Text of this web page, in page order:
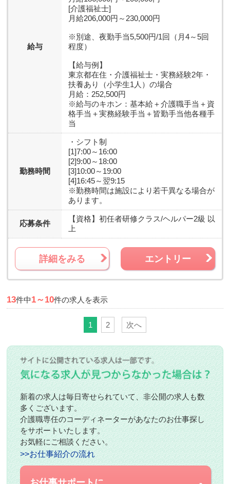
給与
[介護福祉士]
月給206,000円～230,000円
※別途、夜勤手当5,500円/1回（月4～5回
程度）
【給与例】
東京都在住・介護福祉士・実務経験2年・
扶養あり（小学生1人）の場合
月給：252,500円
※給与のキホン：基本給＋介護職手当＋資
格手当＋実務経験手当＋皆勤手当他各種手
当
勤務時間
・シフト制
[1]7:00～16:00
[2]9:00～18:00
[3]10:00～19:00
[4]16:45～翌9:15
※勤務時間は施設により若干異なる場合が
あります。
応募条件
【資格】 初任者研修クラス/ヘルパー2級 以
上
詳細をみる エントリー
13件中1～10件の求人を表示
1 2 次へ
新着の求人は毎日寄せられていて、非公開の求人も数
多くございます。
介護職専任のコーディネーターがあなたのお仕事探し
をサポートいたします。
お気軽にご相談ください。
>>お仕事紹介の流れ